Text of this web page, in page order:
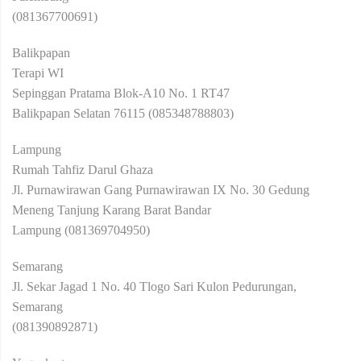
(081367700691)
Balikpapan
Terapi WI
Sepinggan Pratama Blok-A10 No. 1 RT47
Balikpapan Selatan 76115 (085348788803)
Lampung
Rumah Tahfiz Darul Ghaza
Jl. Purnawirawan Gang Purnawirawan IX No. 30 Gedung
Meneng Tanjung Karang Barat Bandar
Lampung (081369704950)
Semarang
Jl. Sekar Jagad 1 No. 40 Tlogo Sari Kulon Pedurungan,
Semarang
(081390892871)